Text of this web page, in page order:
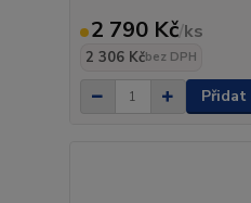
2 790 Kč/ks
2 306 Kčbez DPH
Přidat